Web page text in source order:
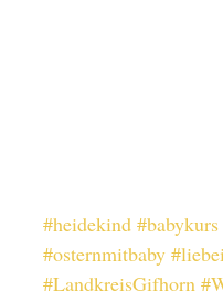
#heidekind #babykurs
#osternmitbaby
#LandkreisGifhorn